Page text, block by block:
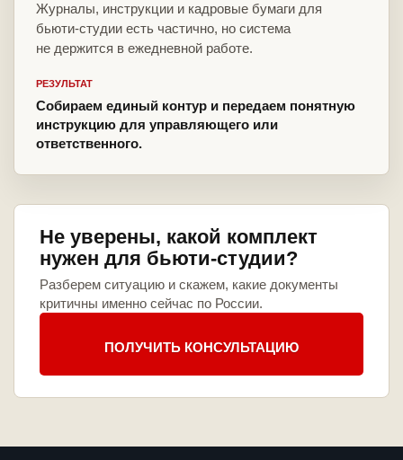
Журналы, инструкции и кадровые бумаги для
бьюти-студии есть частично, но система
не держится в ежедневной работе.
РЕЗУЛЬТАТ
Собираем единый контур и передаем понятную
инструкцию для управляющего или
ответственного.
Не уверены, какой комплект
нужен для бьюти-студии?
Разберем ситуацию и скажем, какие документы
критичны именно сейчас по России.
ПОЛУЧИТЬ КОНСУЛЬТАЦИЮ